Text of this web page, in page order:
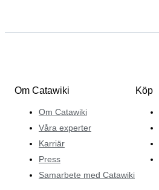
Om Catawiki
Om Catawiki
Våra experter
Karriär
Press
Samarbete med Catawiki
Köp